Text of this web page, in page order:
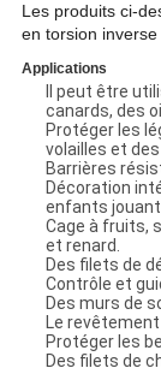
Les produits ci-
en torsion
Applications
Il peut être
canards, des
Protéger les
volailles et
Barrières
Décoration
enfants
Cage à fruits,
et renard.
Des filets de
Contrôle et
Des murs de
Le
Protéger les
Des filets de